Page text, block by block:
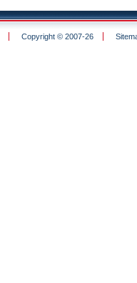
Copyright © 2007-26